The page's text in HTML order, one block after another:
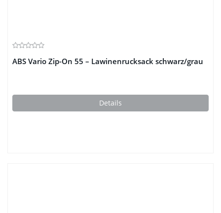
ABS Vario Zip-On 55 – Lawinenrucksack schwarz/grau
Details